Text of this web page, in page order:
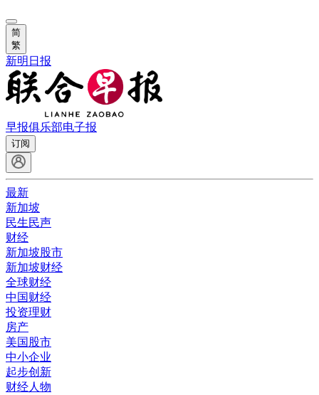
简
繁
新明日报
早报俱乐部电子报
订阅
最新
新加坡
民生民声
财经
新加坡股市
新加坡财经
全球财经
中国财经
投资理财
房产
美国股市
中小企业
起步创新
财经人物